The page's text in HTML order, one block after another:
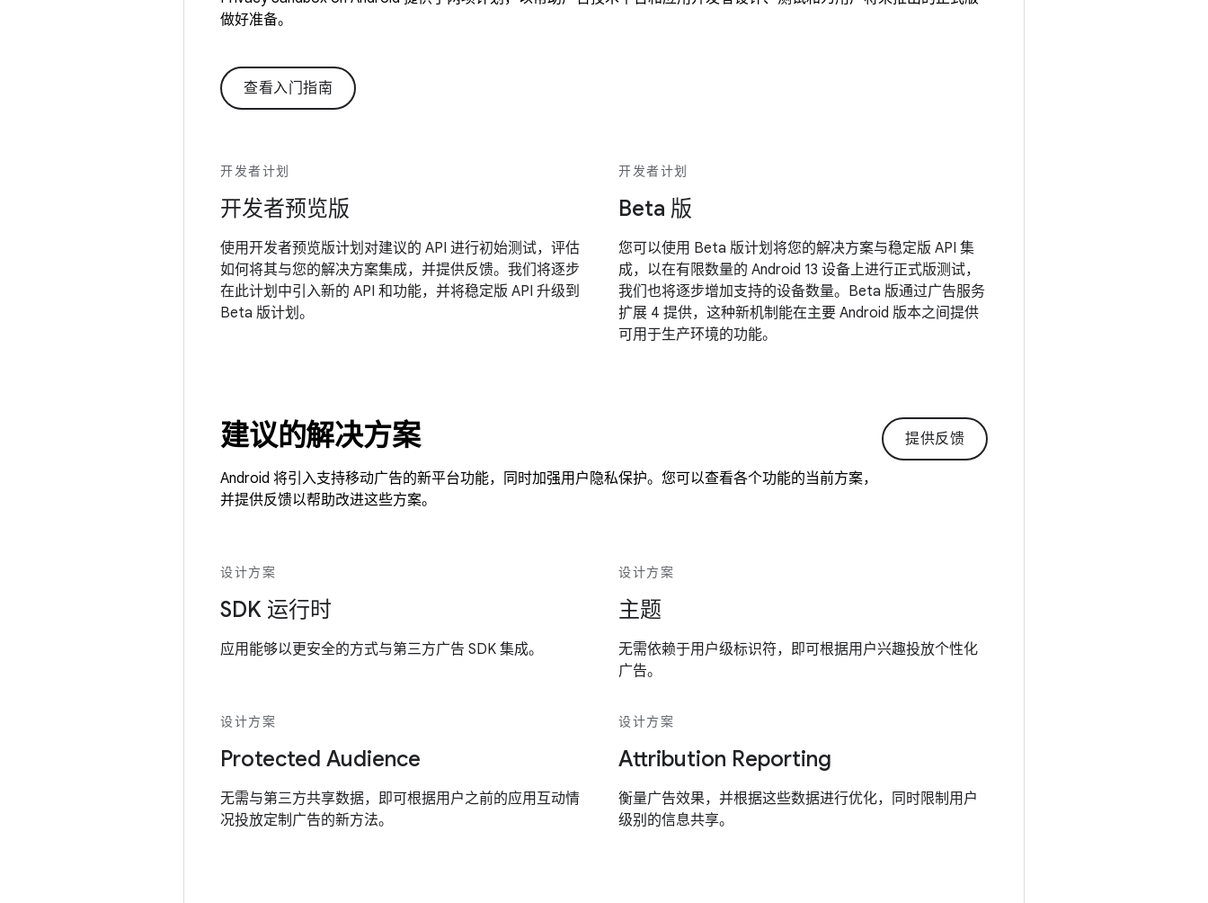
做好准备。
查看入门指南
开发者计划
开发者预览版
使用开发者预览版计划对建议的 API 进行初始测试，评估
如何将其与您的解决方案集成，并提供反馈。我们将逐步
在此计划中引入新的 API 和功能，并将稳定版 API 升级到
Beta 版计划。
开发者计划
Beta 版
您可以使用 Beta 版计划将您的解决方案与稳定版 API 集
成，以在有限数量的 Android 13 设备上进行正式版测试，
我们也将逐步增加支持的设备数量。Beta 版通过广告服务
扩展 4 提供，这种新机制能在主要 Android 版本之间提供
可用于生产环境的功能。
建议的解决方案
Android 将引入支持移动广告的新平台功能，同时加强用户隐私保护。您可以查看各个功能的当前方案，
并提供反馈以帮助改进这些方案。
提供反馈
设计方案
SDK 运行时
应用能够以更安全的方式与第三方广告 SDK 集成。
设计方案
主题
无需依赖于用户级标识符，即可根据用户兴趣投放个性化
广告。
设计方案
Protected Audience
无需与第三方共享数据，即可根据用户之前的应用互动情
况投放定制广告的新方法。
设计方案
Attribution Reporting
衡量广告效果，并根据这些数据进行优化，同时限制用户
级别的信息共享。